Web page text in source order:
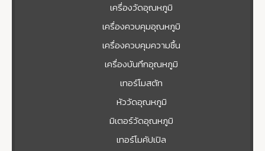
เครื่องวัดอุณหภูมิ
เครื่องควบคุมอุณหภูมิ
เครื่องควบคุมความชื้น
เครื่องบันทึกอุณหภูมิ
เทอร์โมสตัท
หัววัดอุณหภูมิ
มิเตอร์วัดอุณหภูมิ
เทอร์โมคัปเปิล